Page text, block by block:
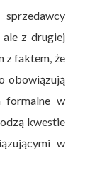
ale z drugiej
z faktem, że
obowiązują
formalne w
kwestie
w